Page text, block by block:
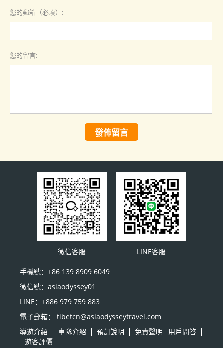
您的郵箱（必填）:
您的留言:
發佈留言
微信客服 LINE客服
手機號：+86 139 8909 6049
微信號：asiaodyssey01
LINE：+886 979 759 883
電子郵箱： tibetcn@asiaodysseytravel.com
導遊介紹
車隊介紹 預訂說明 免責聲明
用戶問答
遊客評價